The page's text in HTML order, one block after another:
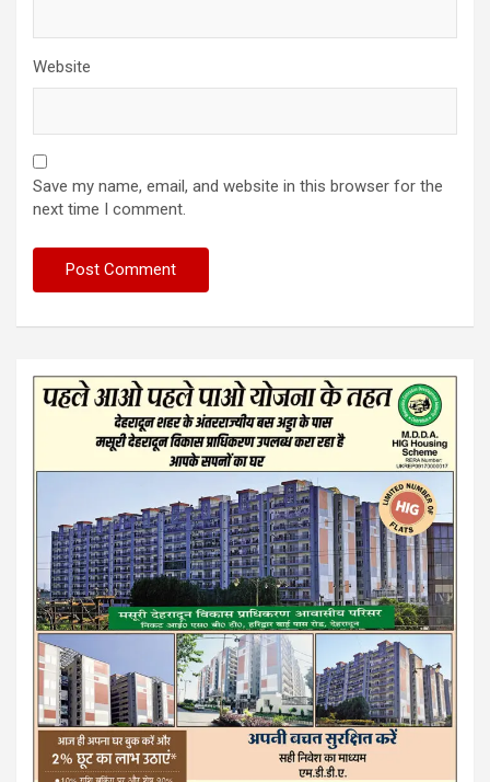
Website
Save my name, email, and website in this browser for the
next time I comment.